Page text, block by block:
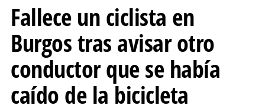
Fallece un ciclista en
Burgos tras avisar otro
conductor que se había
caído de la bicicleta